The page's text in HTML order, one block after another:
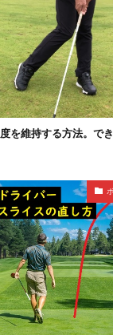
を維持する方法。で